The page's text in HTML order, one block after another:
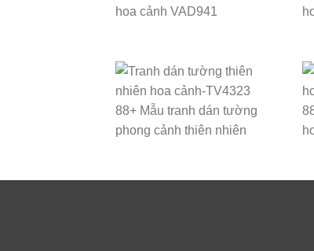
hoa cảnh VAD941
88+ Mẫu tranh dán tường
phong cảnh thiên nhiên